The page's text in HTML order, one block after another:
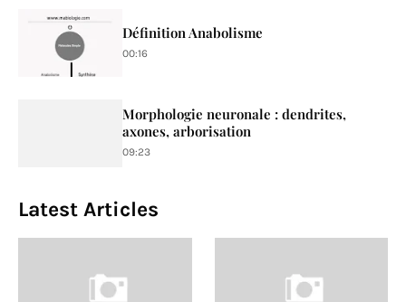
Définition Anabolisme
00:16
Morphologie neuronale : dendrites,
axones, arborisation
09:23
Latest Articles